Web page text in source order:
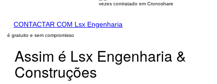
vezes contratado em Cronoshare
CONTACTAR COM Lsx Engenharia
é gratuito e sem compromisso
Assim é Lsx Engenharia &
Construções